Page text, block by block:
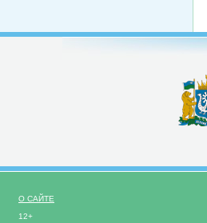
О САЙТЕ
12+